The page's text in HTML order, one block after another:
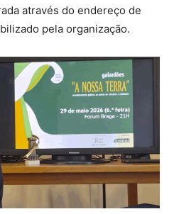
através do endereço de
pela organização.